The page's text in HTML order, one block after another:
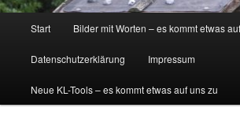
Start Bilder mit Worten – es kommt etwas
Datenschutzerklärung Impressum
Neue KL-Tools – es kommt etwas auf uns zu